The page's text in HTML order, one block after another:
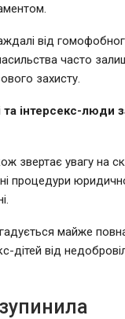
від
часто
захисту.
та інтерсекс-люди
звертає увагу на
процедури
майже
дітей від